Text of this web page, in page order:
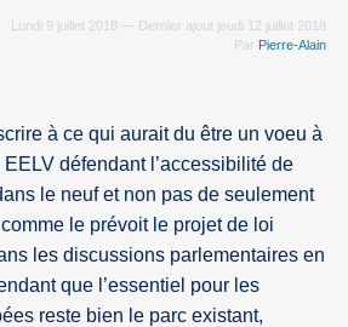
Lundi 9 juillet 2018 — Dernier ajout jeudi 12 juillet 2018
Par Pierre-Alain
à ce qui aurait du être un voeu à
EELV défendant l’accessibilité de
le neuf et non pas de seulement
le prévoit le projet de loi
les discussions parlementaires en
que l’essentiel pour les
reste bien le parc existant,